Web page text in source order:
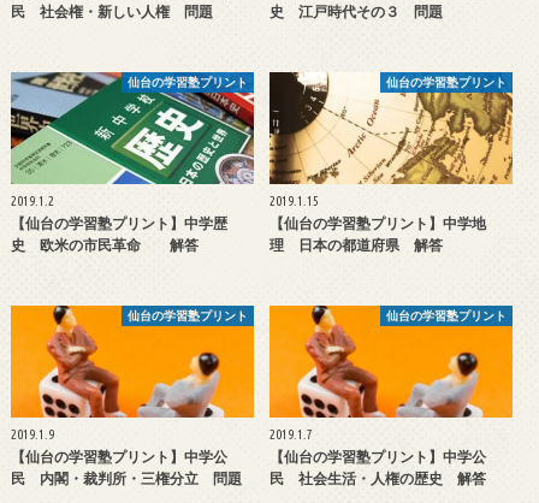
民 社会権・新しい人権 問題
史 江戸時代その３ 問題
仙台の学習塾プリント
2019.1.2
【仙台の学習塾プリント】中学歴
史 欧米の市民革命 解答
仙台の学習塾プリント
2019.1.15
【仙台の学習塾プリント】中学地
理 日本の都道府県 解答
仙台の学習塾プリント
2019.1.9
【仙台の学習塾プリント】中学公
民 内閣・裁判所・三権分立 問題
仙台の学習塾プリント
2019.1.7
【仙台の学習塾プリント】中学公
民 社会生活・人権の歴史 解答